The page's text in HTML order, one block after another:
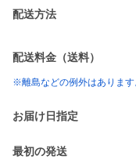
配送方法
配送料金（送料）
※離島などの例外はあります
お届け日指定
最初の発送